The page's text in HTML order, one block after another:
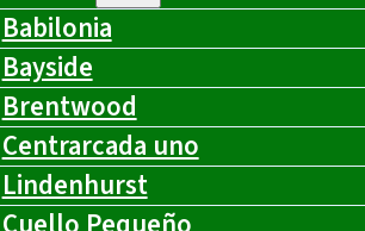
Babilonia
Bayside
Brentwood
Centrarcada uno
Lindenhurst